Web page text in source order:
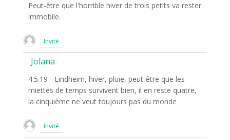
Peut-être que l'horrible hiver de trois petits va rester
immobile.
Invité
Jolana
4.5.19 - Lindheim, hiver, pluie, peut-être que les
miettes de temps survivent bien, il en reste quatre,
la cinquième ne veut toujours pas du monde
Invité